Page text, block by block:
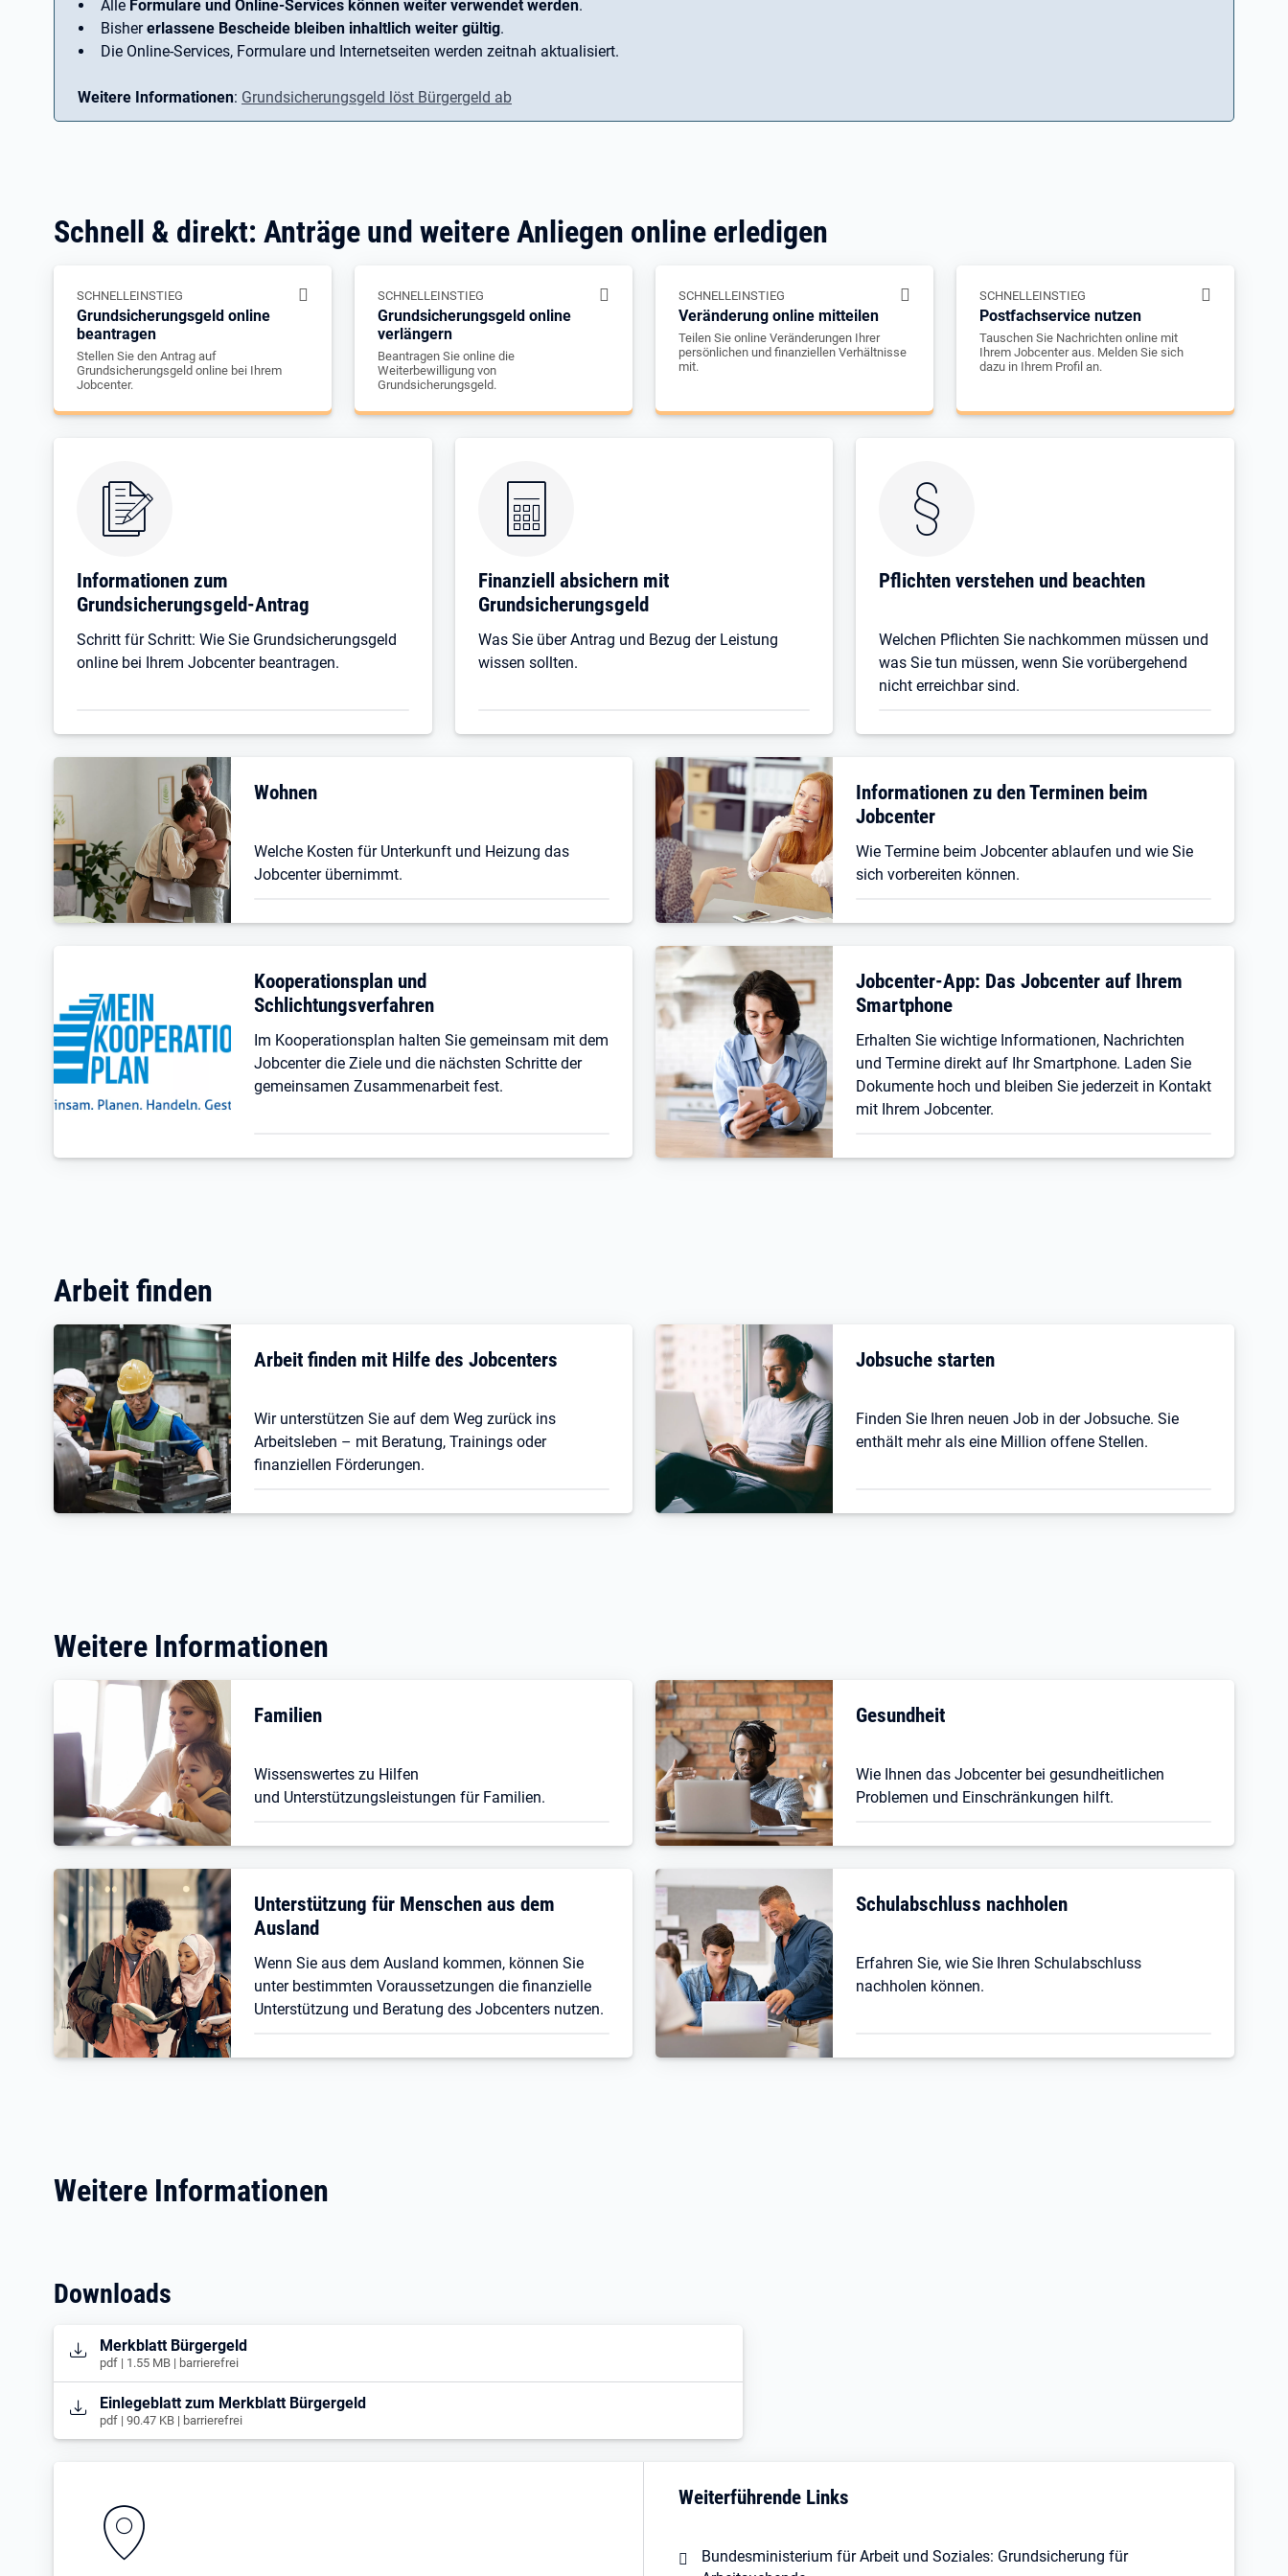
Alle Formulare und Online-Services können weiter verwendet werden.
Bishererlassene Bescheide bleiben inhaltlich weiter gültig.
Die Online-Services, Formulare und Internetseiten werden zeitnah aktualisiert.
Weitere Informationen: Grundsicherungsgeld löst Bürgergeld ab
Schnell & direkt: Anträge und weitere Anliegen online erledigen
SCHNELLEINSTIEG
Grundsicherungsgeld online
beantragen
Stellen Sie den Antrag auf
Grundsicherungsgeld online bei Ihrem
Jobcenter.
SCHNELLEINSTIEG
Grundsicherungsgeld online
verlängern
Beantragen Sie online die
Weiterbewilligung von
Grundsicherungsgeld.
SCHNELLEINSTIEG
Veränderung online mitteilen
Teilen Sie online Veränderungen Ihrer
persönlichen und finanziellen Verhältnisse
mit.
SCHNELLEINSTIEG
Postfachservice nutzen
Tauschen Sie Nachrichten online mit
Ihrem Jobcenter aus. Melden Sie sich
dazu in Ihrem Profil an.
Informationen zum
Grundsicherungsgeld-Antrag
Schritt für Schritt: Wie Sie Grundsicherungsgeld
online bei Ihrem Jobcenter beantragen.
Finanziell absichern mit
Grundsicherungsgeld
Was Sie über Antrag und Bezug der Leistung
wissen sollten.
Pflichten verstehen und beachten
Welchen Pflichten Sie nachkommen müssen und
was Sie tun müssen, wenn Sie vorübergehend
nicht erreichbar sind.
Wohnen
Welche Kosten für Unterkunft und Heizung das
Jobcenter übernimmt.
Informationen zu den Terminen beim
Jobcenter
Wie Termine beim Jobcenter ablaufen und wie Sie
sich vorbereiten können.
Kooperationsplan und
Schlichtungsverfahren
Im Kooperationsplan halten Sie gemeinsam mit dem
Jobcenter die Ziele und die nächsten Schritte der
gemeinsamen Zusammenarbeit fest.
Jobcenter-App: Das Jobcenter auf Ihrem
Smartphone
Erhalten Sie wichtige Informationen, Nachrichten
und Termine direkt auf Ihr Smartphone. Laden Sie
Dokumente hoch und bleiben Sie jederzeit in Kontakt
mit Ihrem Jobcenter.
Arbeit finden
Arbeit finden mit Hilfe des Jobcenters
Wir unterstützen Sie auf dem Weg zurück ins
Arbeitsleben – mit Beratung, Trainings oder
finanziellen Förderungen.
Jobsuche starten
Finden Sie Ihren neuen Job in der Jobsuche. Sie
enthält mehr als eine Million offene Stellen.
Weitere Informationen
Familien
Wissenswertes zu Hilfen
und Unterstützungsleistungen für Familien.
Gesundheit
Wie Ihnen das Jobcenter bei gesundheitlichen
Problemen und Einschränkungen hilft.
Unterstützung für Menschen aus dem
Ausland
Wenn Sie aus dem Ausland kommen, können Sie
unter bestimmten Voraussetzungen die finanzielle
Unterstützung und Beratung des Jobcenters nutzen.
Schulabschluss nachholen
Erfahren Sie, wie Sie Ihren Schulabschluss
nachholen können.
Weitere Informationen
Downloads
Öffnet in neuem Tab
Merkblatt Bürgergeld
pdf | 1.55 MB | barrierefrei
Öffnet in neuem Tab
Einlegeblatt zum Merkblatt Bürgergeld
pdf | 90.47 KB | barrierefrei
Weiterführende Links
Bundesministerium für Arbeit und Soziales: Grundsicherung für